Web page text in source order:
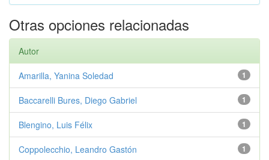
Otras opciones relacionadas
Autor
1
Amarilla, Yanina Soledad
1
Baccarelli Bures, Diego Gabriel
1
Blengino, Luis Félix
1
Coppolecchio, Leandro Gastón